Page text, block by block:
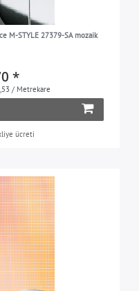
M-STYLE 27379-SA mozaik
*
/ Metrekare
ücreti